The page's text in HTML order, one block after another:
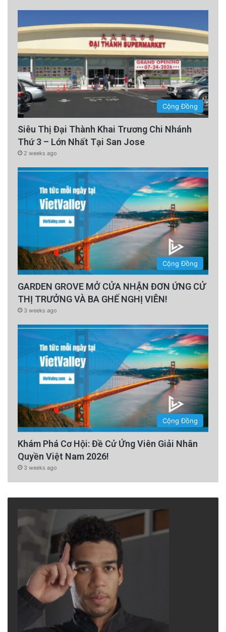
Cộng Đồng
Siêu Thị Đại Thành Khai Trương Chi Nhánh
Thứ 3 – Lớn Nhất Tại San Jose
2 weeks ago
Cộng Đồng
GARDEN GROVE MỞ CỬA NHẬN ĐƠN ỨNG CỬ
THỊ TRƯỞNG VÀ BA GHẾ NGHỊ VIÊN!
3 weeks ago
Cộng Đồng
Khám Phá Cơ Hội: Đề Cử Ứng Viên Giải Nhân
Quyền Việt Nam 2026!
3 weeks ago